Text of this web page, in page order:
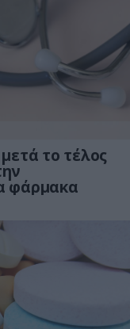
το τέλος
φάρμακα